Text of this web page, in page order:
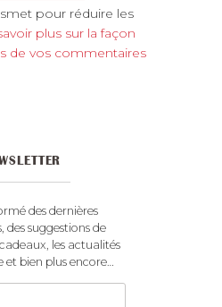
pour réduire les
plus sur la façon
de vos commentaires
des dernières
des suggestions de
les actualités
et bien plus encore…